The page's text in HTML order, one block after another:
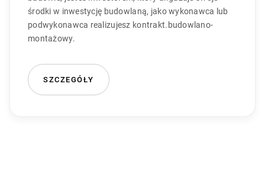
środki w inwestycję budowlaną, jako wykonawca lub
podwykonawca realizujesz kontrakt.budowlano-
montażowy.
SZCZEGÓŁY